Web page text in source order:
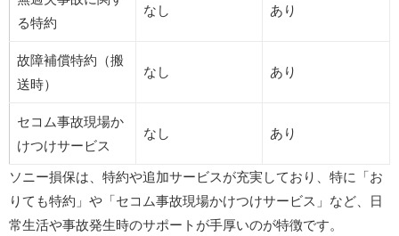
る特約
なし あり
故障補償特約（搬
送時）
なし あり
セコム事故現場か
けつけサービス
なし あり
ソニー損保は、特約や追加サービスが充実しており、特に「お
りても特約」や「セコム事故現場かけつけサービス」など、日
常生活や事故発生時のサポートが手厚いのが特徴です。​